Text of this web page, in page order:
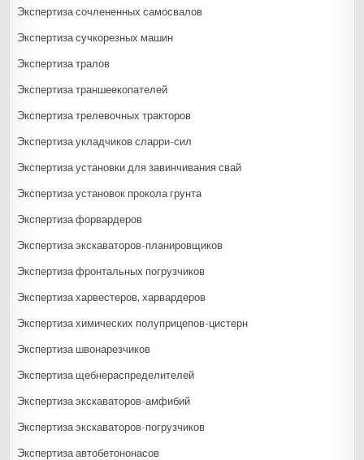
Экспертиза сочлененных самосвалов
Экспертиза сучкорезных машин
Экспертиза тралов
Экспертиза траншеекопателей
Экспертиза трелевочных тракторов
Экспертиза укладчиков сларри-сил
Экспертиза установки для завинчивания свай
Экспертиза установок прокола грунта
Экспертиза форвардеров
Экспертиза экскаваторов-планировщиков
Экспертиза фронтальных погрузчиков
Экспертиза харвестеров, харвардеров
Экспертиза химических полуприцепов-цистерн
Экспертиза швонарезчиков
Экспертиза щебнераспределителей
Экспертиза экскаваторов-амфибий
Экспертиза экскаваторов-погрузчиков
Экспертиза автобетононасов